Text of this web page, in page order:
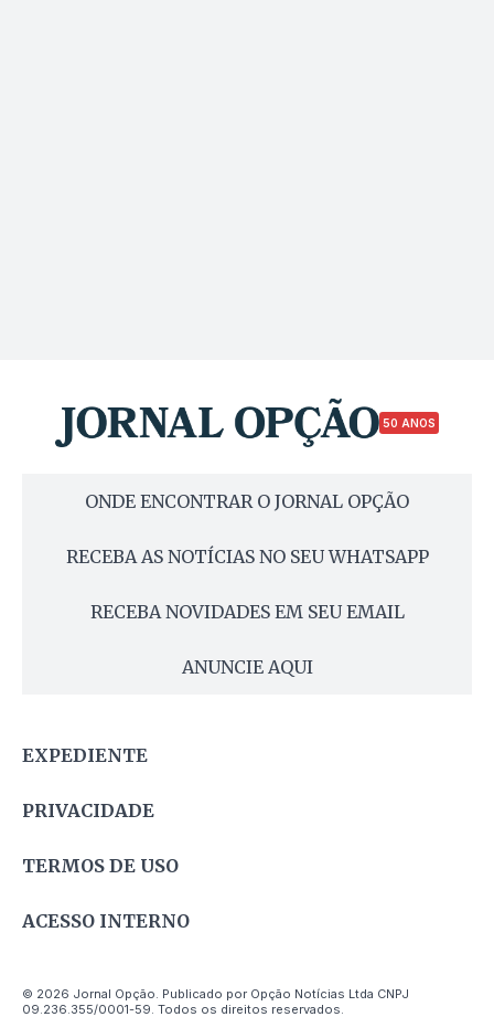
50 ANOS
ONDE ENCONTRAR O JORNAL OPÇÃO
RECEBA AS NOTÍCIAS NO SEU WHATSAPP
RECEBA NOVIDADES EM SEU EMAIL
ANUNCIE AQUI
EXPEDIENTE
PRIVACIDADE
TERMOS DE USO
ACESSO INTERNO
© 2026 Jornal Opção. Publicado por Opção Notícias Ltda CNPJ
09.236.355/0001-59. Todos os direitos reservados.